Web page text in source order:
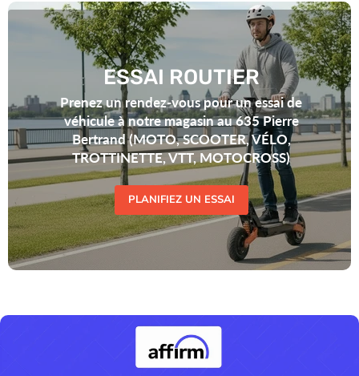
ESSAI ROUTIER
Prenez un rendez-vous pour un essai de
véhicule à notre magasin au 635 Pierre
Bertrand (MOTO, SCOOTER, VÉLO,
TROTTINETTE, VTT, MOTOCROSS)
PLANIFIEZ UN ESSAI